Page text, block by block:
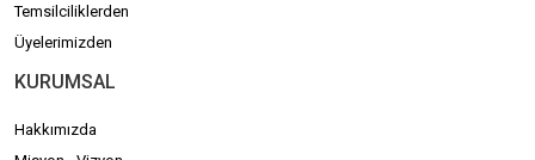
Temsilciliklerden
Üyelerimizden
KURUMSAL
Hakkımızda